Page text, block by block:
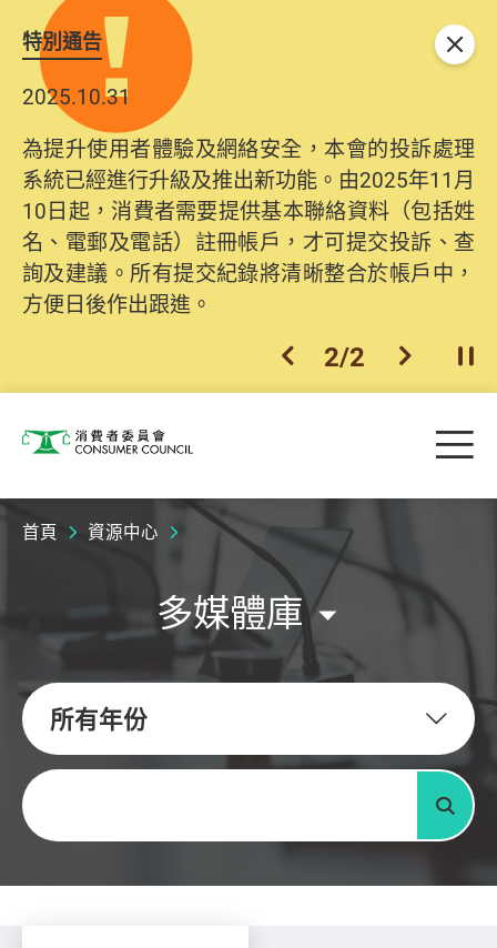
特別通告
2025.10.31
為提升使用者體驗及網絡安全，本會的投訴處理
系統已經進行升級及推出新功能。由2025年11月
10日起，消費者需要提供基本聯絡資料（包括姓
名、電郵及電話）註冊帳戶，才可提交投訴、查
詢及建議。所有提交紀錄將清晰整合於帳戶中，
方便日後作出跟進。
上一個
2/2 下一個開
關閉
消費者委員會 目
首頁 資源中心
多媒體庫
所有年份
關鍵字
搜尋